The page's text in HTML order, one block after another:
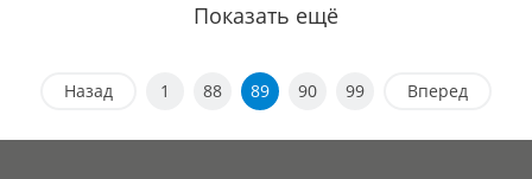
Показать ещё
Назад 1 88 89 90 99 Вперед